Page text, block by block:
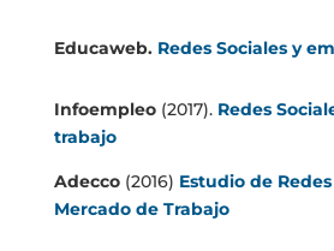
Educaweb. Redes Sociales y
Infoempleo(2017). Redes
trabajo
Adecco(2016) Estudio de
Mercado de Trabajo